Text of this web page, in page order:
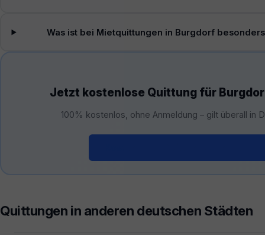
Was ist bei Mietquittungen in Burgdorf
Jetzt kostenlose Quittung für
100% kostenlos, ohne Anmeldung – gilt überall in
Quittungen in anderen deutschen Städten